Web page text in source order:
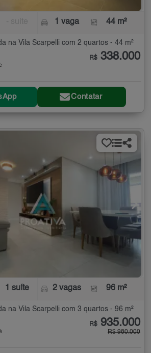
1 vaga 44 m²
na Vila Scarpelli com 2 quartos - 44 m²
R$ 338.000
Contatar
1 suíte 2 vagas 96 m²
na Vila Scarpelli com 3 quartos - 96 m²
R$ 935.000
R$ 980.000